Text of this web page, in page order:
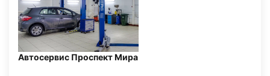
Автосервис Проспект Мира